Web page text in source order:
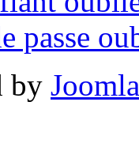
passe
by